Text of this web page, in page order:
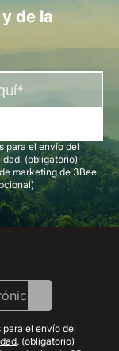
de la
para el envío del
. (obligatorio)
marketing de 3Bee,
el envío del
. (obligatorio)